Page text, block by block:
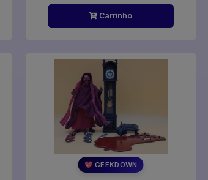
Carrinho
💖 GEEKDOWN